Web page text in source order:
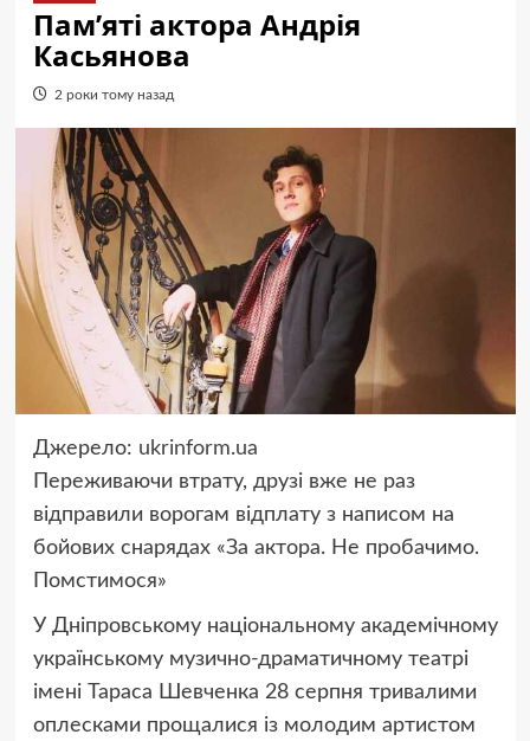
Пам’яті актора Андрія
Касьянова
2 роки тому назад
Джерело: ukrinform.ua
Переживаючи втрату, друзі вже не раз
відправили ворогам відплату з написом на
бойових снарядах «За актора. Не пробачимо.
Помстимося»
У Дніпровському національному академічному
українському музично-драматичному театрі
імені Тараса Шевченка 28 серпня тривалими
оплесками прощалися із молодим артистом